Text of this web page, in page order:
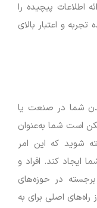
اطلاعات پیچیده را
و اعتبار بالای
شما در صنعت یا
است شما به‌عنوان
شوید که این امر
کند. افراد و
برجسته در حوزه‌های
اصلی برای به